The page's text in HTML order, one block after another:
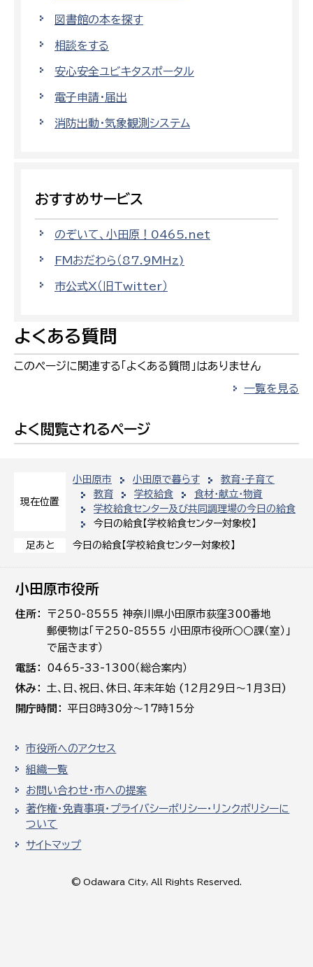
現在位置
小田原市 小田原で暮らす
教育・子育て
教育
学校給食
食材・献立・物資
学校給食センター及び共同調理場の今日の給食
今日の給食【学校給食センター対象校】
足あと 今日の給食【学校給食センター対象校】
図書館の本を探す
相談をする
安心安全ユビキタスポータル
電子申請・届出
消防出動・気象観測システム
おすすめサービス
のぞいて、小田原！0465.net
FMおだわら（87.9MHz)
市公式X（旧Twitter）
よくある質問
このページに関連する「よくある質問」はありません
一覧を見る
よく閲覧されるページ
小田原市役所
住所
〒250-8555 神奈川県小田原市荻窪300番地
郵便物は「〒250-8555 小田原市役所○○課（室）」
で届きます）
電話
0465-33-1300（総合案内）
休み
土､日､祝日、休日、年末年始 (12月29日～1月3日)
開庁時間
平日8時30分～17時15分
市役所へのアクセス
組織一覧
お問い合わせ・市への提案
著作権・免責事項・プライバシーポリシー・リンクポリシーに
ついて
サイトマップ
© Odawara City, All Rights Reserved.